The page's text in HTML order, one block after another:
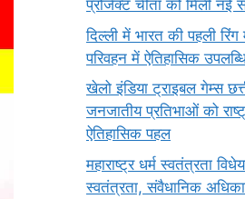
प्रोजेक्ट चीता को मिली नई
दिल्ली में भारत की पहली रिंग
परिवहन में ऐतिहासिक
खेलो इंडिया ट्राइबल गेम्स
जनजातीय प्रतिभाओं को
ऐतिहासिक पहल
महाराष्ट्र धर्म स्वतंत्रता
स्वतंत्रता, संवैधानिक